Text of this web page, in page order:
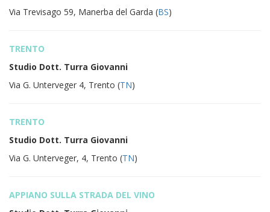
Via Trevisago 59, Manerba del Garda (BS)
TRENTO
Studio Dott. Turra Giovanni
Via G. Unterveger 4, Trento (TN)
TRENTO
Studio Dott. Turra Giovanni
Via G. Unterveger, 4, Trento (TN)
APPIANO SULLA STRADA DEL VINO